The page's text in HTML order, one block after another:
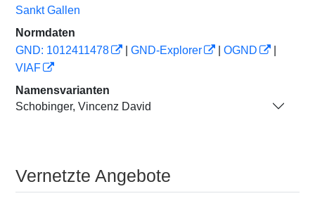
Sankt Gallen
Normdaten
GND: 1012411478
GND-Explorer OGND
VIAF
Namensvarianten
Schobinger, Vincenz David
Vernetzte Angebote